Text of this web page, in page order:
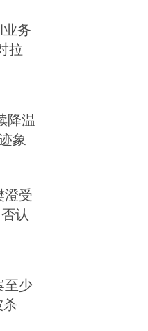
务
拉
降温
象
澄受
认
至少
杀